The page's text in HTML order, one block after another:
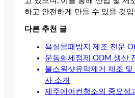
하고 안전하게 만들 수 있을 것입
다른 추천 글
욕실물때방지 제조 전문
운동화세정제 ODM 생산
불스원샷유막제거 제조
사 소개
제주에어컨청소의 중요성